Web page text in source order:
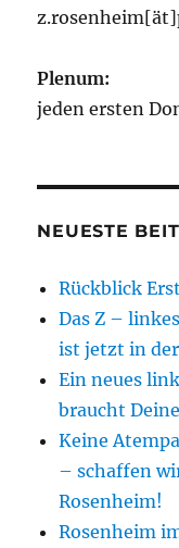
Plenum:
jeden ersten
NEUESTE
Rückblick
Das Z –
ist jetzt in
Ein neues
braucht
Keine
– schaffen
Rosenheim!
Rosenheim